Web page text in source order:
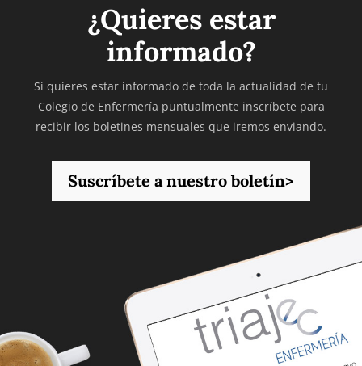
¿Quieres estar
informado?
Si quieres estar informado de toda la actualidad de tu
Colegio de Enfermería puntualmente inscríbete para
recibir los boletines mensuales que iremos enviando.
Suscríbete a nuestro boletín>